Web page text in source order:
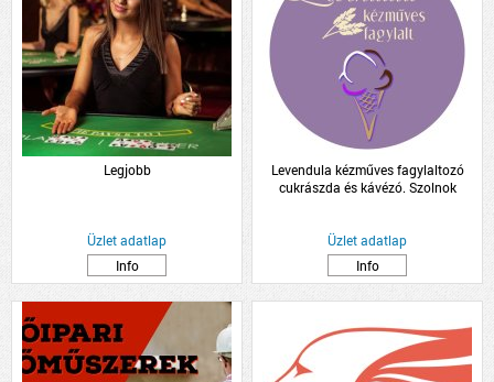
Legjobb
Üzlet adatlap
Info
Levendula kézműves fagylaltozó
cukrászda és kávézó. Szolnok
Üzlet adatlap
Info